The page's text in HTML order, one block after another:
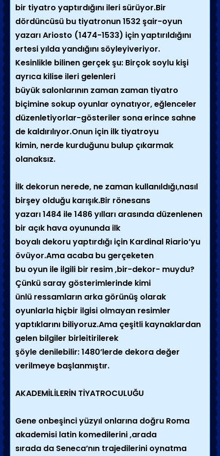
bir tiyatro yaptırdığını ileri sürüyor.Bir
dördüncüsü bu tiyatronun 1532 şair-oyun
yazarı Ariosto (1474-1533) için yaptırıldığını
ertesi yılda yandığını söyleyiveriyor.
Kesinlikle bilinen gerçek şu: Birçok soylu kişi
ayrıca kilise ileri gelenleri
büyük salonlarının zaman zaman tiyatro
biçimine sokup oyunlar oynatıyor, eğlenceler
düzenletiyorlar-gösteriler sona erince sahne
de kaldırılıyor.Onun için ilk tiyatroyu
kimin, nerde kurduğunu bulup çıkarmak
olanaksız.
İlk dekorun nerede, ne zaman kullanıldığı,nasıl
birşey olduğu karışık.Bir rönesans
yazarı 1484 ile 1486 yılları arasında düzenlenen
bir açık hava oyununda ilk
boyalı dekoru yaptırdığı için Kardinal Riario’yu
övüyor.Ama acaba bu gerçeketen
bu oyun ile ilgili bir resim ,bir-dekor- muydu?
Çünkü saray gösterimlerinde kimi
ünlü ressamların arka görünüş olarak
oyunlarla hiçbir ilgisi olmayan resimler
yaptıklarını biliyoruz.Ama çeşitli kaynaklardan
gelen bilgiler birleitirilerek
şöyle denilebilir: 1480’lerde dekora değer
verilmeye başlanmıştır.
AKADEMİLİLERİN TİYATROCULUĞU
Gene onbeşinci yüzyıl onlarına doğru Roma
akademisi latin komedilerini ,arada
sırada da Seneca’nın trajedilerini oynatma